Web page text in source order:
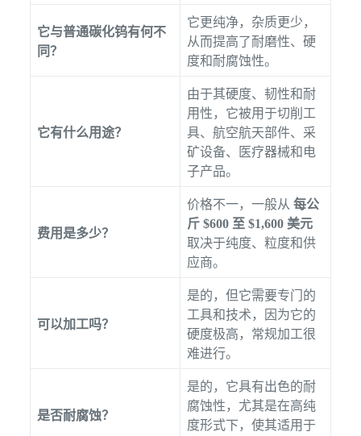
它与普通碳化钨有何不
同？
它更纯净，杂质更少，
从而提高了耐磨性、硬
度和耐腐蚀性。
它有什么用途？
由于其硬度、韧性和耐
用性，它被用于切削工
具、航空航天部件、采
矿设备、医疗器械和电
子产品。
费用是多少？
价格不一，一般从 每公
斤 $600 至 $1,600 美元
取决于纯度、粒度和供
应商。
可以加工吗？
是的，但它需要专门的
工具和技术，因为它的
硬度极高，常规加工很
难进行。
是否耐腐蚀？
是的，它具有出色的耐
腐蚀性，尤其是在高纯
度形式下，使其适用于